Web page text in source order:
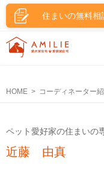
住まいの無料相
HOME コーディネーター
ペット愛好家の住まいの
近藤 由真